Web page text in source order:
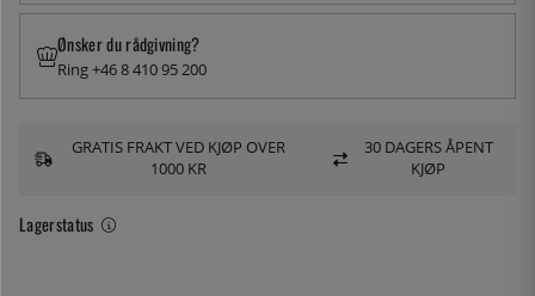
Lagerstatus
Ønsker du rådgivning?
Ring +46 8 410 95 200
GRATIS FRAKT VED KJØP OVER
1000 KR
30 DAGERS ÅPENT
KJØP